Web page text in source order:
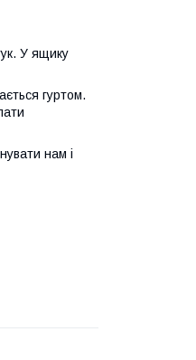
У ящику
гуртом.
нам і